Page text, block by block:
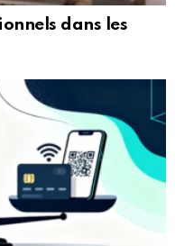
dans les